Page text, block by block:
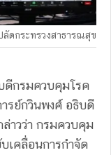
ดกระทรวงสาธารณสุข
ดีกรมควบคุมโรค
รย์กวินพงศ์ อธิบดี
าวว่า กรมควบคุม
เคลื่อนการกำจัด